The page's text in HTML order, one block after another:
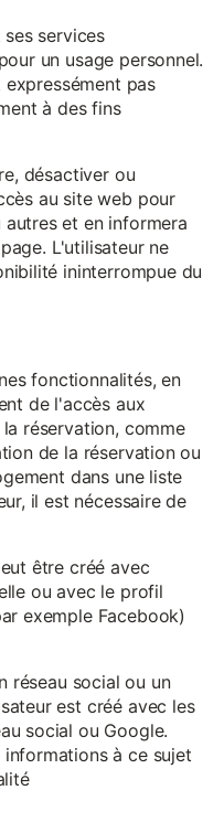
services
un usage personnel.
pas
à des fins
désactiver ou
au site web pour
et en informera
L'utilisateur ne
ininterrompue du
fonctionnalités, en
de l'accès aux
réservation, comme
de la réservation ou
dans une liste
il est nécessaire de
être créé avec
ou avec le profil
exemple Facebook)
réseau social ou un
est créé avec les
social ou Google.
à ce sujet